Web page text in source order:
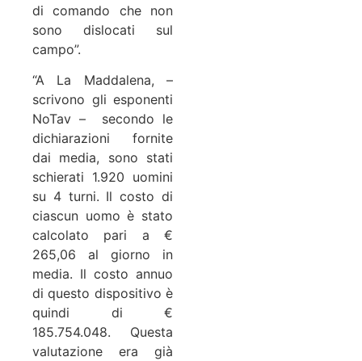
di comando che non
sono dislocati sul
campo”.
“A La Maddalena, –
scrivono gli esponenti
NoTav – secondo le
dichiarazioni fornite
dai media, sono stati
schierati 1.920 uomini
su 4 turni. Il costo di
ciascun uomo è stato
calcolato pari a €
265,06 al giorno in
media. Il costo annuo
di questo dispositivo è
quindi di €
185.754.048. Questa
valutazione era già